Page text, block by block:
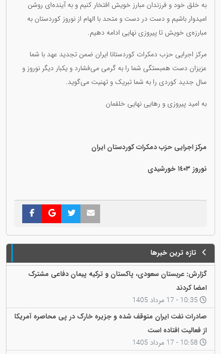
بە خلق خود و فرزندان مبارز خویش افتخار کنیم و بە آیندەای روشن
امیدوار باشیم و دست در دست و متحد با الهام از نوروز کوردستان بە
مبارزەی خویش تا پیروزی نهایی ادامە دهیم.
مرکز اجرایی حزب دمکرات کوردستانا ایران ضمن تجدید عهد با شما
عزیزان دست همبستگی شما را بە گرمی می‌فشارد و یکبار دیگر نوروز و
سال جدید کوردی را بە شما تبریک و تهنیت می‌گوید.
بە امید پیروزی و رهایی نهایی خلقمان
مرکز اجرایی حزب دمکرات کوردستان ایران
نوروز ١٤٠٣ خورشیدی
تازه ترین خبرها
گزارش: عربستان سعودی، پاکستان و ترکیه پیمان دفاعی مشترک
امضا کردند
صادرات نفت ایران متوقف شده و جزیره خارک در پی محاصره آمریکا
از فعالیت افتاده است